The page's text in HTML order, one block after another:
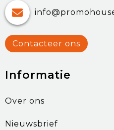
Contacteer ons
Informatie
Over ons
Nieuwsbrief